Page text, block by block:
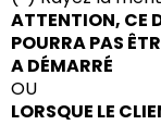
ATTENTION, CE
POURRA PAS
A DÉMARRÉ
OU
LORSQUE LE